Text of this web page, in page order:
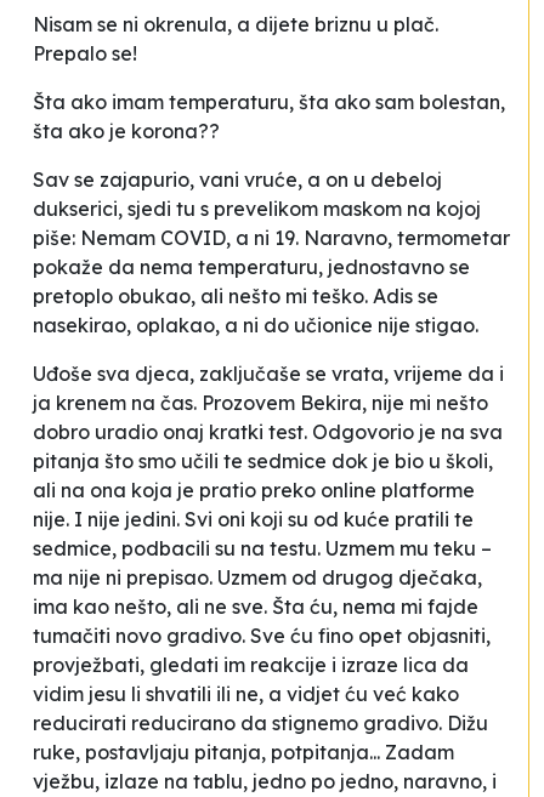
Nisam se ni okrenula, a dijete briznu u plač.
Prepalo se!
Šta ako imam temperaturu, šta ako sam bolestan,
šta ako je korona??
Sav se zajapurio, vani vruće, a on u debeloj
dukserici, sjedi tu s prevelikom maskom na kojoj
piše: Nemam COVID, a ni 19. Naravno, termometar
pokaže da nema temperaturu, jednostavno se
pretoplo obukao, ali nešto mi teško. Adis se
nasekirao, oplakao, a ni do učionice nije stigao.
Uđoše sva djeca, zaključaše se vrata, vrijeme da i
ja krenem na čas. Prozovem Bekira, nije mi nešto
dobro uradio onaj kratki test. Odgovorio je na sva
pitanja što smo učili te sedmice dok je bio u školi,
ali na ona koja je pratio preko online platforme
nije. I nije jedini. Svi oni koji su od kuće pratili te
sedmice, podbacili su na testu. Uzmem mu teku –
ma nije ni prepisao. Uzmem od drugog dječaka,
ima kao nešto, ali ne sve. Šta ću, nema mi fajde
tumačiti novo gradivo. Sve ću fino opet objasniti,
provježbati, gledati im reakcije i izraze lica da
vidim jesu li shvatili ili ne, a vidjet ću već kako
reducirati reducirano da stignemo gradivo. Dižu
ruke, postavljaju pitanja, potpitanja... Zadam
vježbu, izlaze na tablu, jedno po jedno, naravno, i